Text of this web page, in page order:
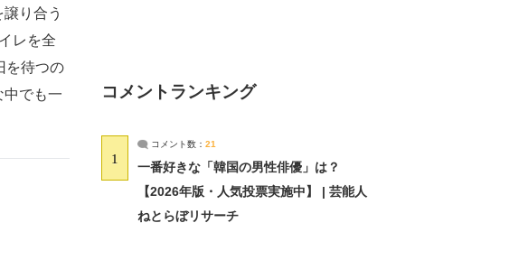
り合う
レを全
を待つの
中でも一
コメントランキング
1
コメント数： 21
一番好きな「韓国の男性俳優」は？
【2026年版・人気投票実施中】 | 芸能人
ねとらぼリサーチ